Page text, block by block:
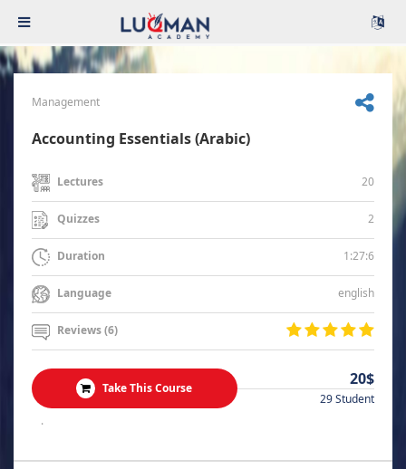
Management
Accounting Essentials (Arabic)
Lectures 20
Quizzes 2
Duration 1:27:6
Language english
Reviews (6)
Take This Course 20$
29 Student
.